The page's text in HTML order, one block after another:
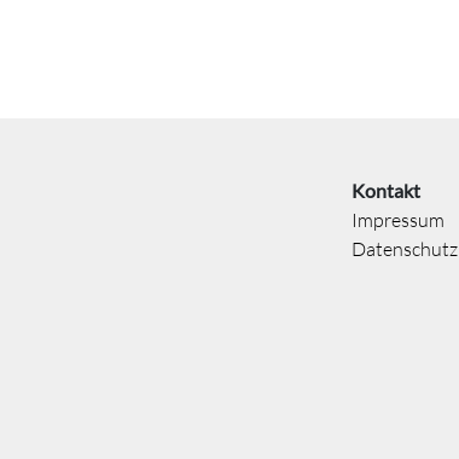
Kontakt
Impressum
Datenschutz